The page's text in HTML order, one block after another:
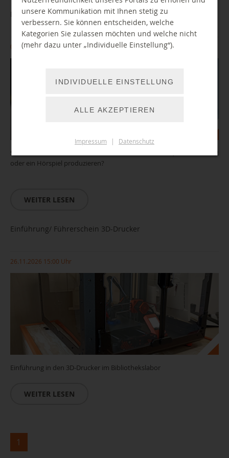
BibLab: Einführung AudioStudio
03.11.2026 10:00 Uhr
Sie wollten schon immer mal Geschichten aufnehmen, einen Podcast
oder ein Hörspiel produzieren?
WEITER LESEN
Einführung/ Führerschein 3D-Drucker
26.11.2026 15:00 Uhr
Einführung in den 3D-Drucker im Bibliothekslabor
WEITER LESEN
1
unsere Kommunikation mit Ihnen stetig zu
verbessern. Sie können entscheiden, welche
Kategorien Sie zulassen möchten und welche nicht
(mehr dazu unter „Individuelle Einstellung“).
INDIVIDUELLE EINSTELLUNG
ALLE AKZEPTIEREN
Impressum | Datenschutz